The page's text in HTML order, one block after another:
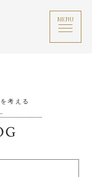
MENU
考える